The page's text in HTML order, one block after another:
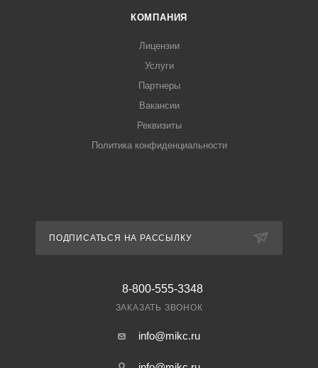
КОМПАНИЯ
Лицензии
Услуги
Партнеры
Вакансии
Реквизиты
Политика конфиденциальности
ПОДПИСАТЬСЯ НА РАССЫЛКУ
8-800-555-3348
ЗАКАЗАТЬ ЗВОНОК
info@mikc.ru